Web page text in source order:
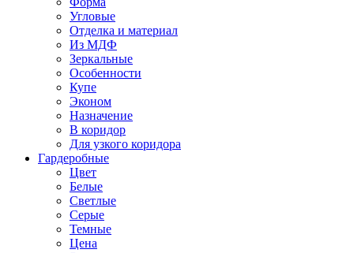
Угловые
Отделка и материал
Из МДФ
Зеркальные
Особенности
Купе
Эконом
Назначение
В коридор
Для узкого коридора
Гардеробные
Цвет
Белые
Светлые
Серые
Темные
Цена